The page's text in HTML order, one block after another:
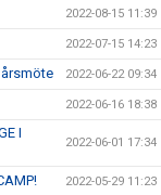
2022-08-15 11:39
2022-07-15 14:23
årsmöte 2022-06-22 09:34
2022-06-16 18:38
I
2022-06-01 17:34
2022-05-29 11:23